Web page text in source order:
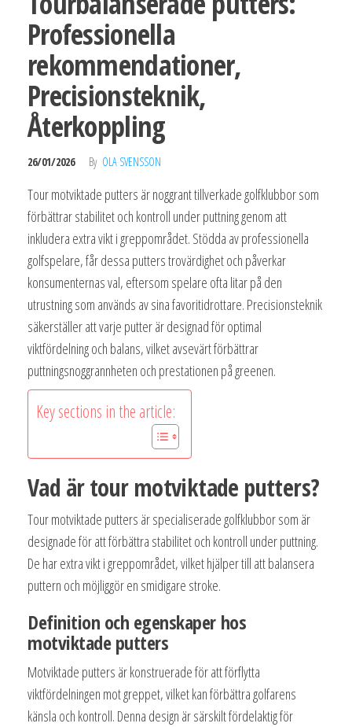
Professionella
rekommendationer,
Precisionsteknik,
Återkoppling
26/01/2026 By OLA SVENSSON
Tour motviktade putters är noggrant tillverkade golfklubbor som
förbättrar stabilitet och kontroll under puttning genom att
inkludera extra vikt i greppområdet. Stödda av professionella
golfspelare, får dessa putters trovärdighet och påverkar
konsumenternas val, eftersom spelare ofta litar på den
utrustning som används av sina favoritidrottare. Precisionsteknik
säkerställer att varje putter är designad för optimal
viktfördelning och balans, vilket avsevärt förbättrar
puttningsnoggrannheten och prestationen på greenen.
Key sections in the article:
Vad är tour motviktade putters?
Tour motviktade putters är specialiserade golfklubbor som är
designade för att förbättra stabilitet och kontroll under puttning.
De har extra vikt i greppområdet, vilket hjälper till att balansera
puttern och möjliggör en smidigare stroke.
Definition och egenskaper hos
motviktade putters
Motviktade putters är konstruerade för att förflytta
viktfördelningen mot greppet, vilket kan förbättra golfarens
känsla och kontroll. Denna design är särskilt fördelaktig för